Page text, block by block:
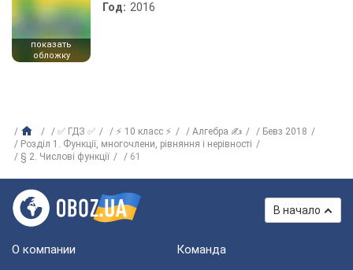
показать
обложку
Год: 2016
✅ ГДЗ ✅ ⚡ 10 класс ⚡ Алгебра ✍
Бевз 2018
Розділ 1. Функції, многочлени, рівняння і нерівності
§ 2. Числові функції
61
В начало
О компании Команда